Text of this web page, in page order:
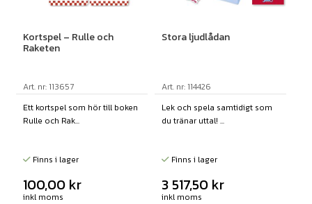
Kortspel – Rulle och
Raketen
Art. nr: 113657
Ett kortspel som hör till boken
Rulle och Rak...
Finns i lager
100,00 kr
inkl moms
Stora ljudlådan
Art. nr: 114426
Lek och spela samtidigt som
du tränar uttal! ...
Finns i lager
3 517,50 kr
inkl moms